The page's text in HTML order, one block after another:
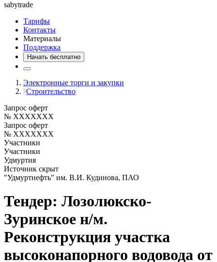
sabytrade
Тарифы
Контакты
Материалы
Поддержка
Начать бесплатно
Электронные торги и закупки
Строительство
Запрос оферт
№ XXXXXXX
Запрос оферт
№ XXXXXXX
Участники
Участники
Удмуртия
Источник скрыт
"Удмуртнефть" им. В.И. Кудинова, ПАО
Тендер: Лозолюкско-
Зуринское н/м.
Реконструкция участка
высоконапорного водовода от